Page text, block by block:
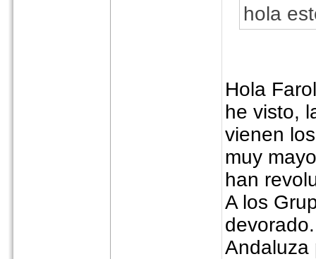
hola
Hola
he visto,
vienen
muy
han
A los
Andaluza